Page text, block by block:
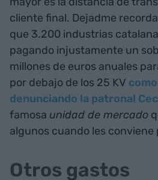
cliente final. Dejadme
que 3.200 industrias
pagando injustamente un
millones de euros anuales
por debajo de los 25 KV
denunciando la patronal
famosa unidad de mercado
algunos cuando les
Otros gastos